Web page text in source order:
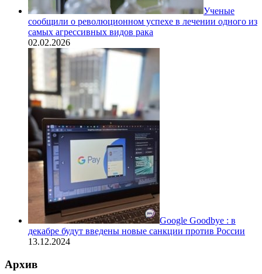
Ученые
сообщили о революционном успехе в лечении одного из
самых агрессивных видов рака
02.02.2026
Google Goodbye : в
декабре будут введены новые санкции против России
13.12.2024
Архив